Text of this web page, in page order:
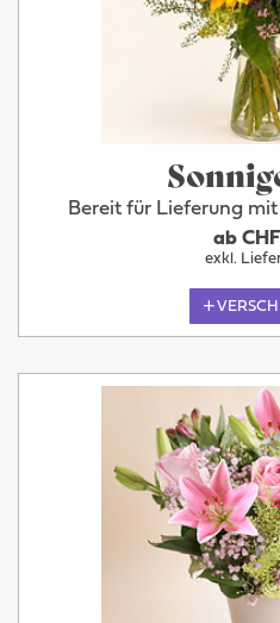
Bereit für Lieferung
ab
exkl.